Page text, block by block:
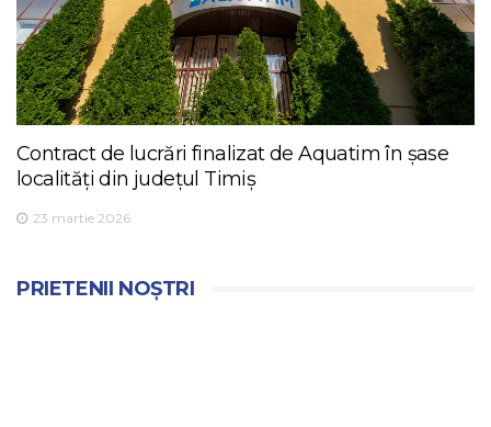
Contract de lucrări finalizat de Aquatim în șase
localități din județul Timiș
23 martie 2026
PRIETENII NOȘTRI